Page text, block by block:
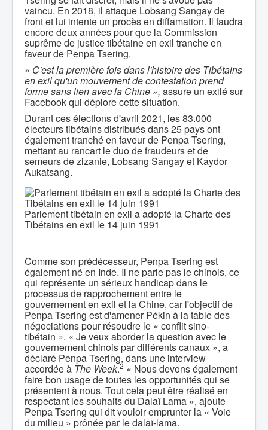
vaincu. En 2018, il attaque Lobsang Sangay de
front et lui intente un procès en diffamation. Il faudra
encore deux années pour que la Commission
suprême de justice tibétaine en exil tranche en
faveur de Penpa Tsering.
« C'est la première fois dans l'histoire des Tibétains
en exil qu'un mouvement de contestation prend
forme sans lien avec la Chine », assure un exilé sur
Facebook qui déplore cette situation.
Durant ces élections d'avril 2021, les 83.000
électeurs tibétains distribués dans 25 pays ont
également tranché en faveur de Penpa Tsering,
mettant au rancart le duo de fraudeurs et de
semeurs de zizanie, Lobsang Sangay et Kaydor
Aukatsang.
Parlement tibétain en exil a adopté la Charte des
Tibétains en exil le 14 juin 1991
Comme son prédécesseur, Penpa Tsering est
également né en Inde. Il ne parle pas le chinois, ce
qui représente un sérieux handicap dans le
processus de rapprochement entre le
gouvernement en exil et la Chine, car l'objectif de
Penpa Tsering est d'amener Pékin à la table des
négociations pour résoudre le « conflit sino-
tibétain ». « Je veux aborder la question avec le
gouvernement chinois par différents canaux », a
déclaré Penpa Tsering, dans une interview
accordée à The Week.2 « Nous devons également
faire bon usage de toutes les opportunités qui se
présentent à nous. Tout cela peut être réalisé en
respectant les souhaits du Dalaï Lama », ajoute
Penpa Tsering qui dit vouloir emprunter la « Voie
du milieu » prônée par le dalaï-lama.